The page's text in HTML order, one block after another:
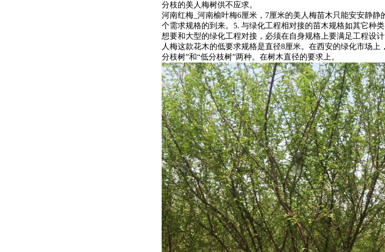
分枝的美人梅树供不应求。
河南红梅_河南榆叶梅6厘米，7厘米的美人梅苗木只能安安静静
个需求规格的到来。5. 与绿化工程相对接的苗木规格如其它种
想要和大型的绿化工程对接，必须在自身规格上要满足工程设
人梅这款花木的低要求规格是直径8厘米。在西安的绿化市场上
分枝树”和“低分枝树”两种。在树木直径的要求上。